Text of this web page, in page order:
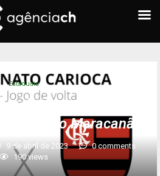
Estaduais
decide o título do
no Maracanã
9 de abril de 2023
0 comments
190views